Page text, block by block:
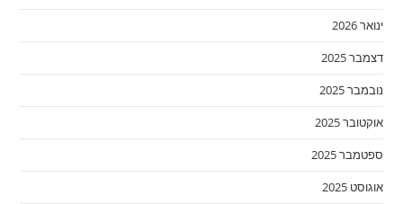
ינואר 2026
דצמבר 2025
נובמבר 2025
אוקטובר 2025
ספטמבר 2025
אוגוסט 2025